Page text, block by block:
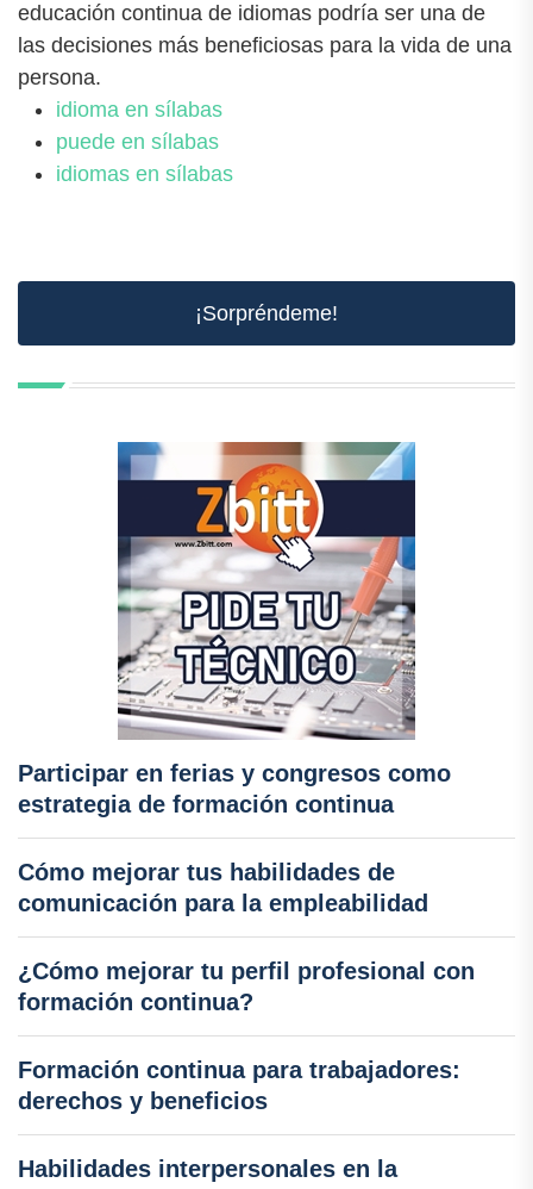
educación continua de idiomas podría ser una de
las decisiones más beneficiosas para la vida de una
persona.
idioma en sílabas
puede en sílabas
idiomas en sílabas
¡Sorpréndeme!
Participar en ferias y congresos como
estrategia de formación continua
Cómo mejorar tus habilidades de
comunicación para la empleabilidad
¿Cómo mejorar tu perfil profesional con
formación continua?
Formación continua para trabajadores:
derechos y beneficios
Habilidades interpersonales en la